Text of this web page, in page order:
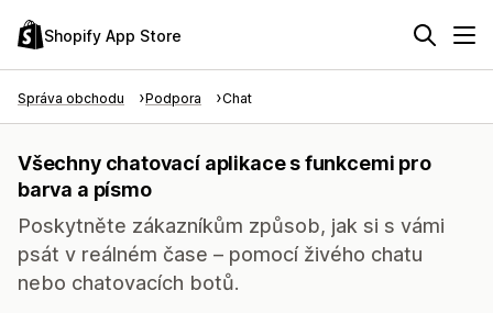
Shopify App Store
Správa obchodu Podpora Chat
Všechny chatovací aplikace s funkcemi pro
barva a písmo
Poskytněte zákazníkům způsob, jak si s vámi
psát v reálném čase – pomocí živého chatu
nebo chatovacích botů.